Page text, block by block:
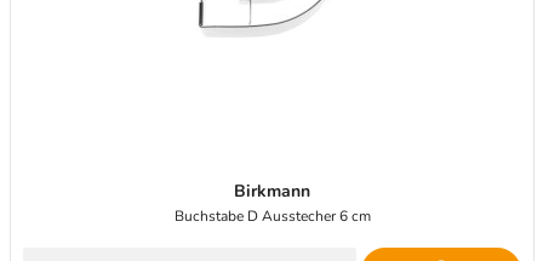
Birkmann
Buchstabe D Ausstecher 6 cm